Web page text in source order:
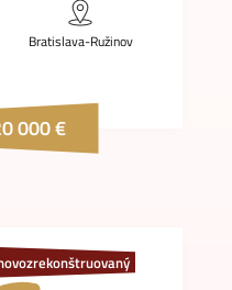
Bratislava-Ružinov
000 €